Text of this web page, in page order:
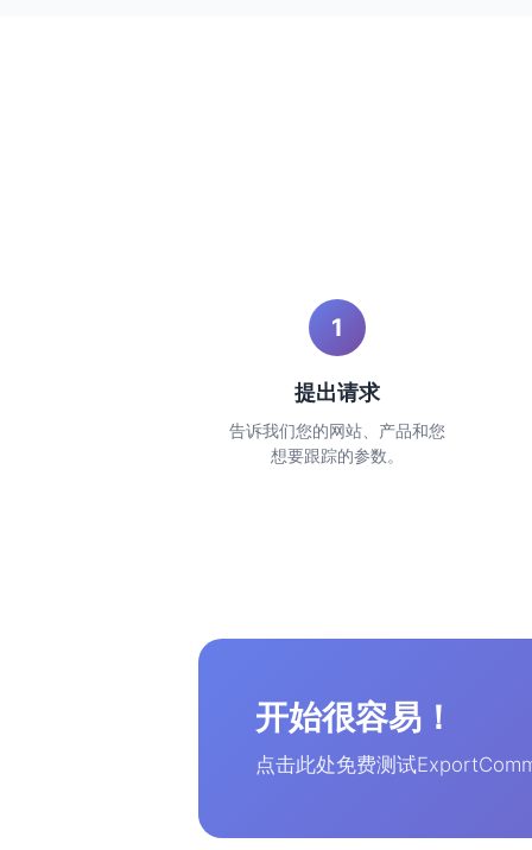
1
提出请求
告诉我们您的网站、产品和您
想要跟踪的参数。
开始很容易！
点击此处免费测试